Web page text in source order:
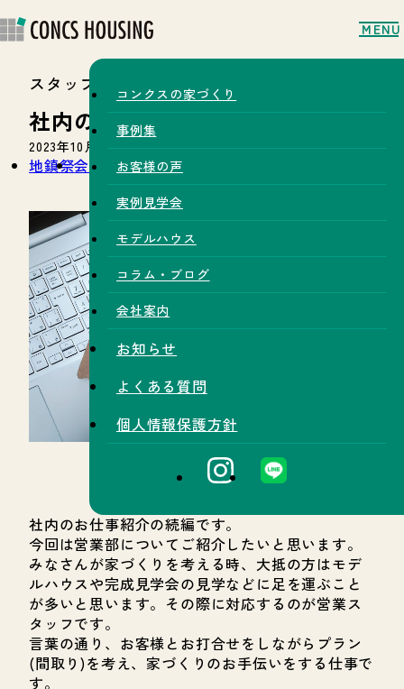
MENU
コンクスの家づくり
事例集
お客様の声
実例見学会
モデルハウス
コラム・ブログ
会社案内
お知らせ
よくある質問
個人情報保護方針
スタッフブログ
社内のお仕事紹介【営業編】
2023年10月24日
地鎮祭会社の様子お仕事拝見
社内のお仕事紹介の続編です。
今回は営業部についてご紹介したいと思います。
みなさんが家づくりを考える時、大抵の方はモデ
ルハウスや完成見学会の見学などに足を運ぶこと
が多いと思います。その際に対応するのが営業ス
タッフです。
言葉の通り、お客様とお打合せをしながらプラン
(間取り)を考え、家づくりのお手伝いをする仕事で
す。